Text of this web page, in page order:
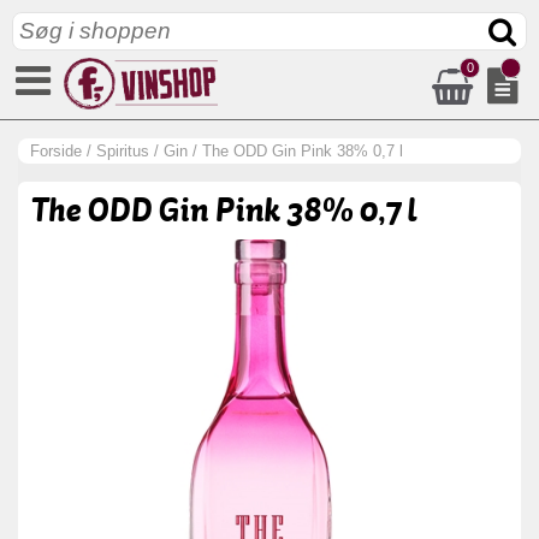
0
Forside / Spiritus / Gin / The ODD Gin Pink 38% 0,7 l
The ODD Gin Pink 38% 0,7 l